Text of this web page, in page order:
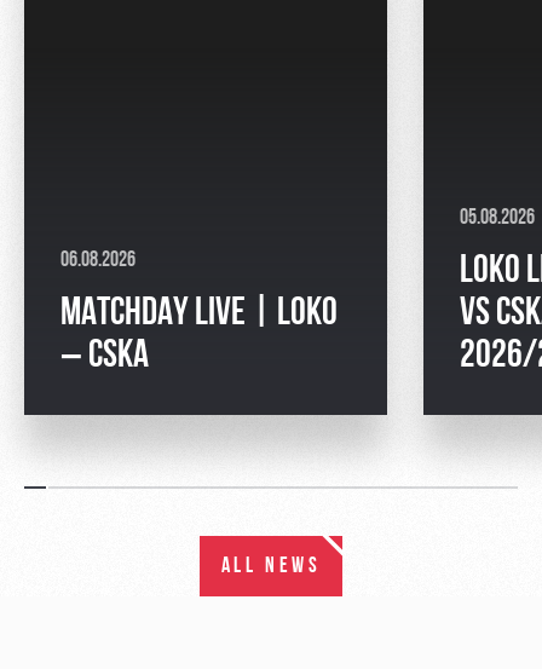
06.08.2026
MATCHDAY LIVE | LOKO
– CSKA
05.08.2026
LOKO
VS
ALL NEWS